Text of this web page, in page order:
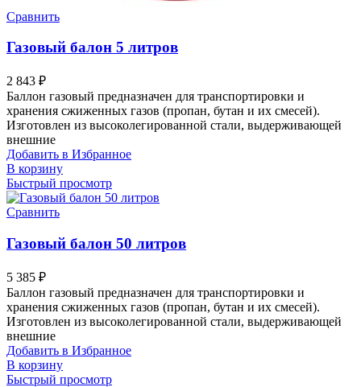
Сравнить
Газовый балон 5 литров
2 843 ₽
Баллон газовый предназначен для транспортировки и
хранения сжиженных газов (пропан, бутан и их смесей).
Изготовлен из высоколегированной стали, выдерживающей
внешние
Добавить в Избранное
В корзину
Быстрый просмотр
Сравнить
Газовый балон 50 литров
5 385 ₽
Баллон газовый предназначен для транспортировки и
хранения сжиженных газов (пропан, бутан и их смесей).
Изготовлен из высоколегированной стали, выдерживающей
внешние
Добавить в Избранное
В корзину
Быстрый просмотр